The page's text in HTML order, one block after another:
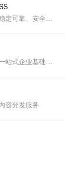
海量扩展、稳定可靠、安全、低成本、智能
提供数智化一站式企业基础服务
容分发服务